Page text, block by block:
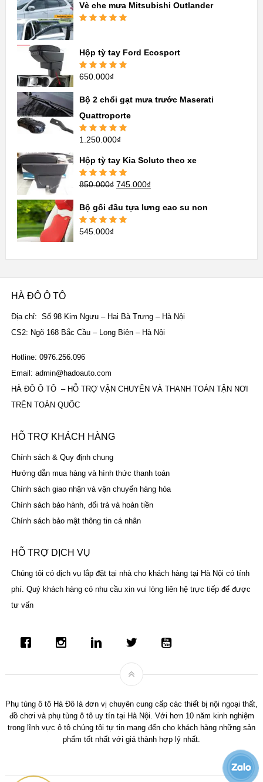
Vè che mưa Mitsubishi Outlander
Hộp tỳ tay Ford Ecosport
Được xếp
650.000₫
Bộ 2 chổi gạt mưa trước Maserati
Quattroporte
Được xếp
sao
1.250.000₫
Hộp tỳ tay Kia Soluto theo xe
Được xếp
850.000₫ 745.000₫
Bộ gối đầu tựa lưng cao su non
Được xếp
545.000₫
HÀ ĐÔ Ô TÔ
Địa chỉ: Số 98 Kim Ngưu – Hai Bà Trưng – Hà Nội
CS2: Ngõ 168 Bắc Cầu – Long Biên – Hà Nội
Hotline: 0976.256.096
Email: admin@hadoauto.com
HÀ ĐÔ Ô TÔ – HỖ TRỢ VẬN CHUYỂN VÀ THANH TOÁN TẬN NƠI
TRÊN TOÀN QUỐC
HỖ TRỢ KHÁCH HÀNG
Chính sách & Quy định chung
Hướng dẫn mua hàng và hình thức thanh toán
Chính sách giao nhận và vận chuyển hàng hóa
Chính sách bảo hành, đổi trả và hoàn tiền
Chính sách bảo mật thông tin cá nhân
HỖ TRỢ DỊCH VỤ
Chúng tôi có dịch vụ lắp đặt tại nhà cho khách hàng tại Hà Nội có tính
phí. Quý khách hàng có nhu cầu xin vui lòng liên hệ trực tiếp để được
tư vấn
Phụ tùng ô tô Hà Đô là đơn vị chuyên cung cấp các thiết bị nội ngoại thất,
đồ chơi và phụ tùng ô tô uy tín tại Hà Nội. Với hơn 10 năm kinh nghiệm
trong lĩnh vực ô tô chúng tôi tự tin mang đến cho khách hàng những sản
phẩm tốt nhất với giá thành hợp lý nhất.